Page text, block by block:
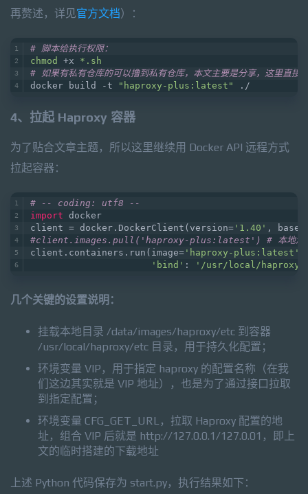
再赘述，详见官方文档）：
# 脚本给执行权限：
chmod
+x *.sh
# 如果有私有仓库的可以撸到私有仓库，本文主要是分享，这里直接
docker build -t
"haproxy-plus:latest" ./
4、拉起 Haproxy 容器
为了贴合文章主题，所以这里继续用 Docker API 远程方式
拉起容器：
# -- coding: utf8 --
import docker
client = docker.DockerClient(version= '1.40' ,
#client.images.pull('haproxy-plus:latest') # 本地测试，
client.containers.run(image= 'haproxy-plus:latest'
'bind' : '/usr/local/
几个关键的设置说明：
挂载本地目录 /data/images/haproxy/etc 到容器
/usr/local/haproxy/etc 目录，用于持久化配置；
环境变量 VIP，用于指定 haproxy 的配置名称（在我
们这边其实就是 VIP 地址），也是为了通过接口拉取
到指定配置；
环境变量 CFG_GET_URL，拉取 Haproxy 配置的地
址，组合 VIP 后就是 http://127.0.0.1/127.0.01，即上
文的临时搭建的下载地址
上述 Python 代码保存为 start.py，执行结果如下：